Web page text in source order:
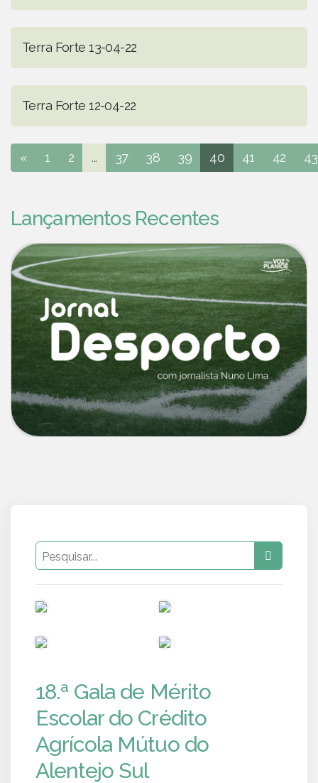
Terra Forte 13-04-22
Terra Forte 12-04-22
« 1 2 ... 37 38 39 40 41 42 43
Lançamentos Recentes
18.ª Gala de Mérito
Escolar do Crédito
Agrícola Mútuo do
Alentejo Sul